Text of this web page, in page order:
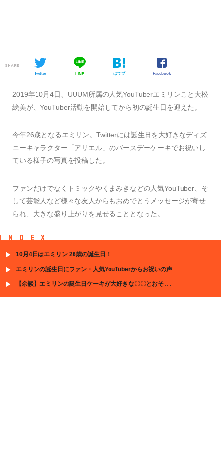
SHARE
Twitter LINE はてブ Facebook
2019年10月4日、UUUM所属の人気YouTuberエミリンこと大松
絵美が、YouTuber活動を開始してから初の誕生日を迎えた。
今年26歳となるエミリン。Twitterには誕生日を大好きなディズ
ニーキャラクター「アリエル」のバースデーケーキでお祝いし
ている様子の写真を投稿した。
ファンだけでなくトミックやくまみきなどの人気YouTuber、そ
して芸能人など様々な友人からもおめでとうメッセージが寄せ
られ、大きな盛り上がりを見せることとなった。
INDEX
10月4日はエミリン 26歳の誕生日！
エミリンの誕生日にファン・人気YouTuberからお祝いの声
【余談】エミリンの誕生日ケーキが大好きな〇〇とおそろい!?